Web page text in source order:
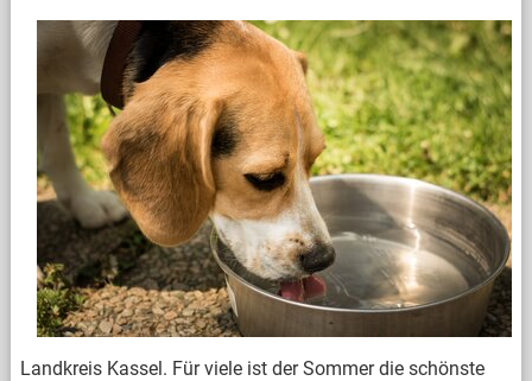
Landkreis Kassel. Für viele ist der Sommer die schönste